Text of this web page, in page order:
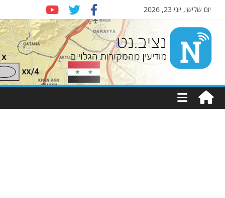
יום שלישי, יוני 23, 2026
Nziv.net
מודיעין
מהמקורות